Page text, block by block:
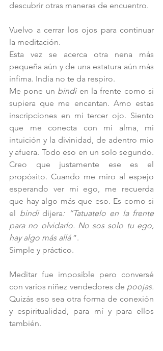
descubrir otras maneras de encuentro.
Vuelvo a cerrar los ojos para continuar
la meditación.
Esta vez se acerca otra nena más
pequeña aún y de una estatura aún más
ínfima. India no te da respiro.
Me pone un bindi en la frente como si
supiera que me encantan. Amo estas
inscripciones en mi tercer ojo. Siento
que me conecta con mi alma, mi
intuición y la divinidad, de adentro mio
y afuera. Todo eso en un solo segundo.
Creo que justamente ese es el
propósito. Cuando me miro al espejo
esperando ver mi ego, me recuerda
que hay algo más que eso. Es como si
el bindi dijera: “Tatuatelo en la frente
para no olvidarlo. No sos solo tu ego,
hay algo más allá ”.
Simple y práctico.
Meditar fue imposible pero conversé
con varios niñez vendedores de poojas.
Quizás eso sea otra forma de conexión
y espiritualidad, para mí y para ellos
también.